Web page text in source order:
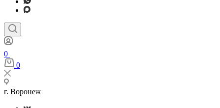
0
0
г. Воронеж